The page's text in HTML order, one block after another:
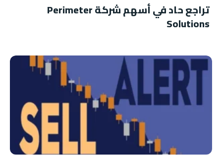
تراجع حاد في أسهم شركة Perimeter
Solutions